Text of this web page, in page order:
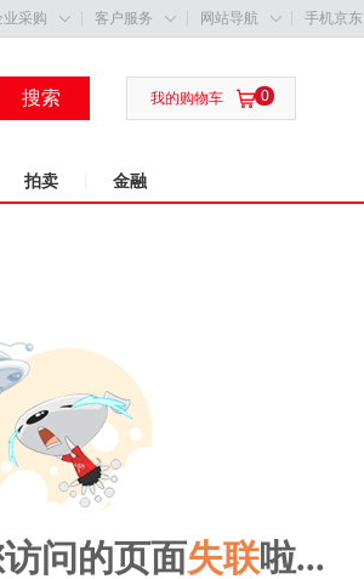
业采购  客户服务  网站导航  手机京东
搜索  0
我的购物车
拍卖 金融
问的页面失联啦...